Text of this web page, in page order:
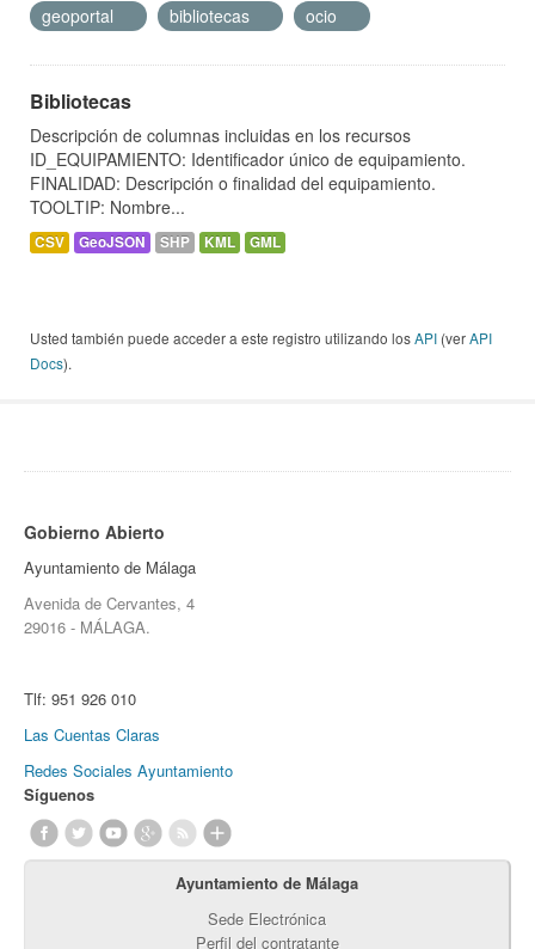
geoportal
bibliotecas ocio
Bibliotecas
Descripción de columnas incluidas en los recursos
ID_EQUIPAMIENTO: Identificador único de equipamiento.
FINALIDAD: Descripción o finalidad del equipamiento.
TOOLTIP: Nombre...
CSV GeoJSON SHP KML GML
Usted también puede acceder a este registro utilizando losAPI (verAPI
Docs).
Gobierno Abierto
Ayuntamiento de Málaga
Avenida de Cervantes, 4
29016 - MÁLAGA.
Tlf: 951 926 010
Las Cuentas Claras
Redes Sociales Ayuntamiento
Síguenos
Ayuntamiento de Málaga
Sede Electrónica
Perfil del contratante